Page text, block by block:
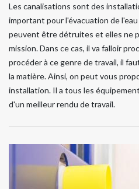
Les canalisations sont des
important pour l'évacuation de
peuvent être détruites et elles ne
mission. Dans ce cas, il va falloir
procéder à ce genre de travail, il
la matière. Ainsi, on peut vous
installation. Il a tous les
d'un meilleur rendu de travail.